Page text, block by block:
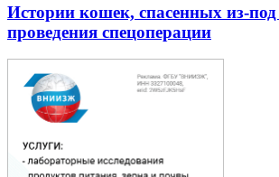
Истории кошек, спасенных из-под
проведения спецоперации